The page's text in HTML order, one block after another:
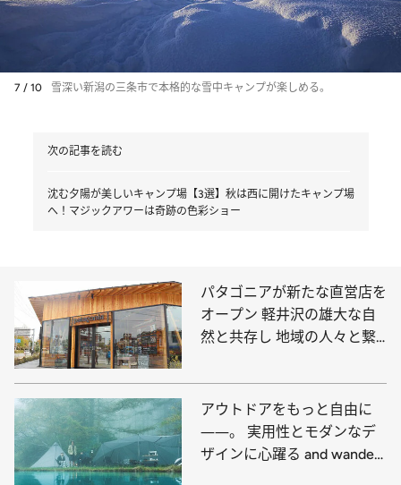
7 / 10 雪深い新潟の三条市で本格的な雪中キャンプが楽しめる。
次の記事を読む
沈む夕陽が美しいキャンプ場【3選】秋は西に開けたキャンプ場
へ！マジックアワーは奇跡の色彩ショー
パタゴニアが新たな直営店を
オープン 軽井沢の雄大な自
然と共存し 地域の人々と繋
アウトドアをもっと自由に
――。 実用性とモダンなデ
ザインに心躍る and wander